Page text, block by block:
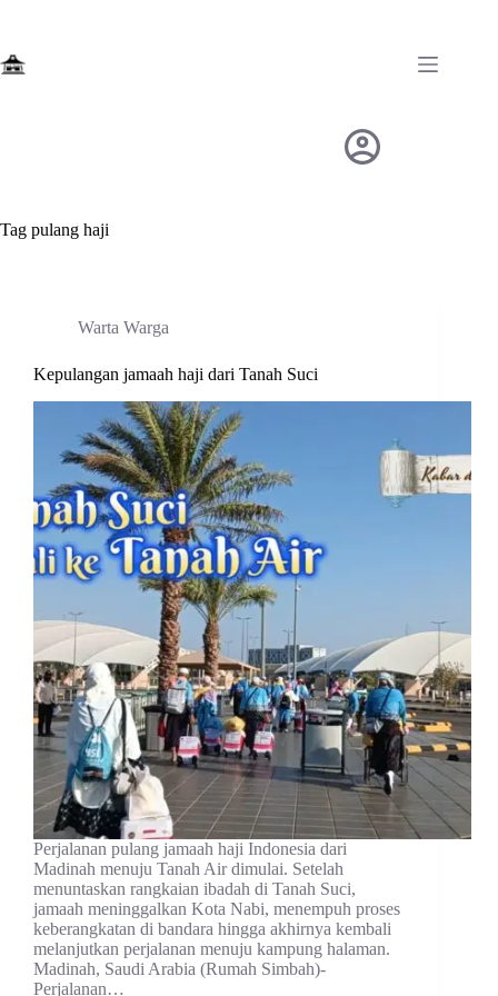
Tag pulang haji
Warta Warga
Kepulangan jamaah haji dari Tanah Suci
Perjalanan pulang jamaah haji Indonesia dari
Madinah menuju Tanah Air dimulai. Setelah
menuntaskan rangkaian ibadah di Tanah Suci,
jamaah meninggalkan Kota Nabi, menempuh proses
keberangkatan di bandara hingga akhirnya kembali
melanjutkan perjalanan menuju kampung halaman.
Madinah, Saudi Arabia (Rumah Simbah)-
Perjalanan…